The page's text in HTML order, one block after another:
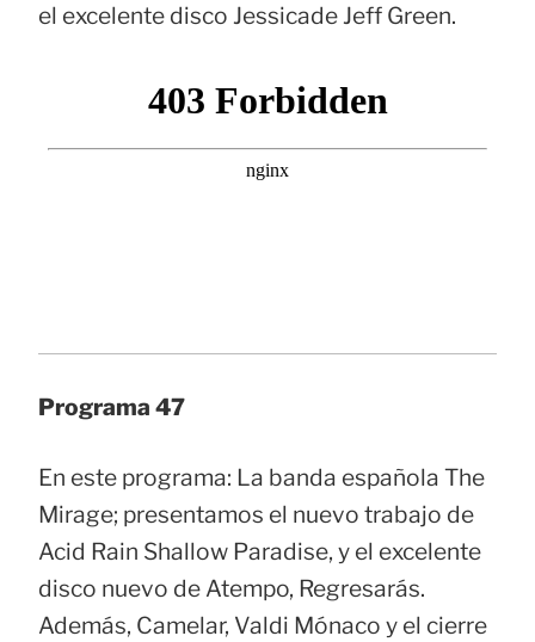
el excelente disco Jessicade Jeff Green.
Programa 47
En este programa: La banda española The
Mirage; presentamos el nuevo trabajo de
Acid Rain Shallow Paradise, y el excelente
disco nuevo de Atempo, Regresarás.
Además, Camelar, Valdi Mónaco y el cierre